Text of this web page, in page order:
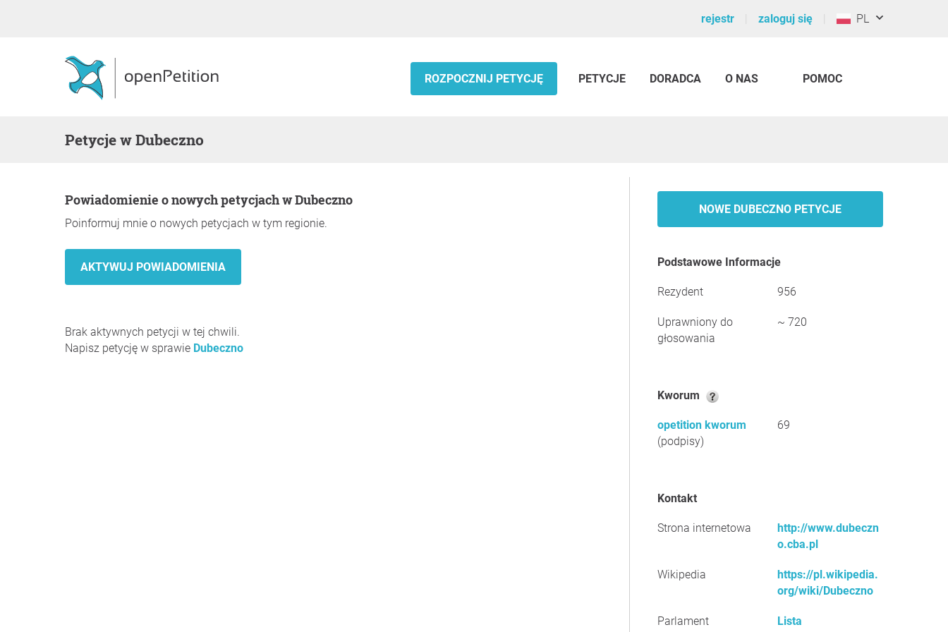
rejestr zaloguj się PL
ROZPOCZNIJ PETYCJĘ PETYCJE DORADCA O NAS POMOC
Petycje w Dubeczno
Powiadomienie o nowych petycjach w Dubeczno
Poinformuj mnie o nowych petycjach w tym regionie.
Brak aktywnych petycji w tej chwili.
Napisz petycję w sprawie Dubeczno
NOWE DUBECZNO PETYCJE
Podstawowe Informacje
Rezydent 956
Uprawniony do
głosowania
~ 720
Kworum
opetition kworum
(podpisy)
69
Kontakt
Strona internetowa
http://www.dubeczn
o.cba.pl
Wikipedia
https://pl.wikipedia.
org/wiki/Dubeczno
Parlament
Lista